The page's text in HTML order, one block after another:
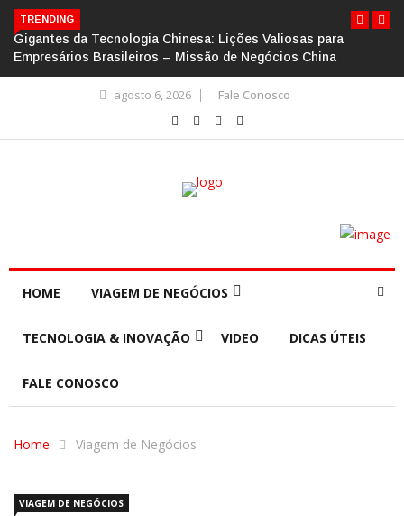
TRENDING
Gigantes da Tecnologia Chinesa: Lições Valiosas para
Empresários Brasileiros – Missão de Negócios China
agosto 6, 2026 Fale Conosco
HOME VIAGEM DE NEGÓCIOS
TECNOLOGIA & INOVAÇÃO VIDEO DICAS ÚTEIS
FALE CONOSCO
Home Viagem de Negócios
VIAGEM DE NEGÓCIOS